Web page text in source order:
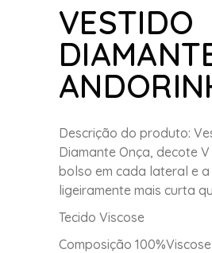
VESTIDO
Descrição do produto:
Diamante Onça, decote V
bolso em cada lateral e
ligeiramente mais curta
Tecido Viscose
Composição 100%Viscose